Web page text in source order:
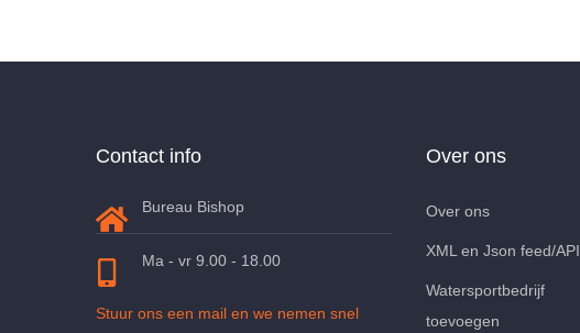
Contact info
Bureau Bishop
Ma - vr 9.00 - 18.00
Stuur ons een mail en we nemen snel
Over ons
Over ons
XML en Json feed/API
Watersportbedrijf
toevoegen